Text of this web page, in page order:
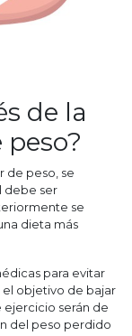
de la
de peso, se
debe ser
se
dieta más
para evitar
el objetivo de bajar
ejercicio serán de
del peso perdido